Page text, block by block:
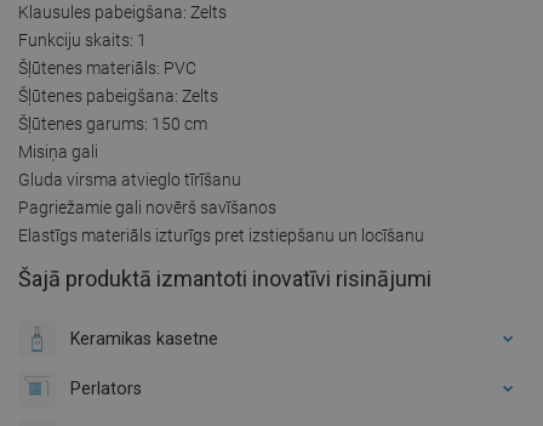
Klausules pabeigšana: Zelts
Funkciju skaits: 1
Šļūtenes materiāls: PVC
Šļūtenes pabeigšana: Zelts
Šļūtenes garums: 150 cm
Misiņa gali
Gluda virsma atvieglo tīrīšanu
Pagriežamie gali novērš savīšanos
Elastīgs materiāls izturīgs pret izstiepšanu un locīšanu
Šajā produktā izmantoti inovatīvi risinājumi
Keramikas kasetne
Perlators